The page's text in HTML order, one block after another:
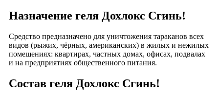
Назначение геля Дохлокс Сгинь!
Средство предназначено для уничтожения тараканов всех
видов (рыжих, чёрных, американских) в жилых и нежилых
помещениях: квартирах, частных домах, офисах, подвалах
и на предприятиях общественного питания.
Состав геля Дохлокс Сгинь!